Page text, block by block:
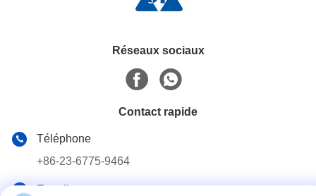
Réseaux sociaux
Contact rapide
Téléphone
+86-23-6775-9464
E-mail